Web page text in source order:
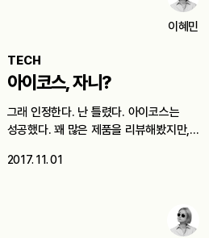
이혜민
TECH
아이코스, 자니?
그래 인정한다. 난 틀렸다. 아이코스는
성공했다. 꽤 많은 제품을 리뷰해봤지만,…
2017. 11. 01